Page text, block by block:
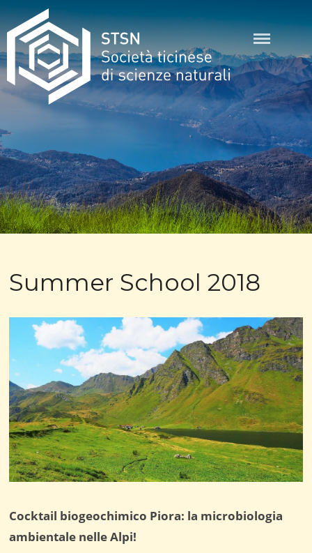
Skip
to
content
Summer School 2018
Cocktail biogeochimico Piora: la microbiologia
ambientale nelle Alpi!